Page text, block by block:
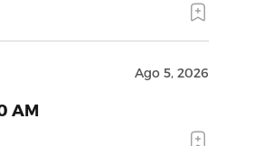
Ago 5, 2026
AM